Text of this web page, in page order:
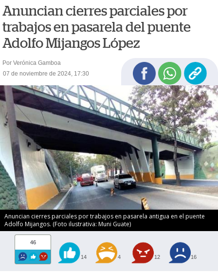
Anuncian cierres parciales por
trabajos en pasarela del puente
Adolfo Mijangos López
Por Verónica Gamboa
07 de noviembre de 2024, 17:30
Anuncian cierres parciales por trabajos en pasarela antigua en el puente
Adolfo Mijangos. (Foto ilustrativa: Muni Guate)
46
14 4 12 16